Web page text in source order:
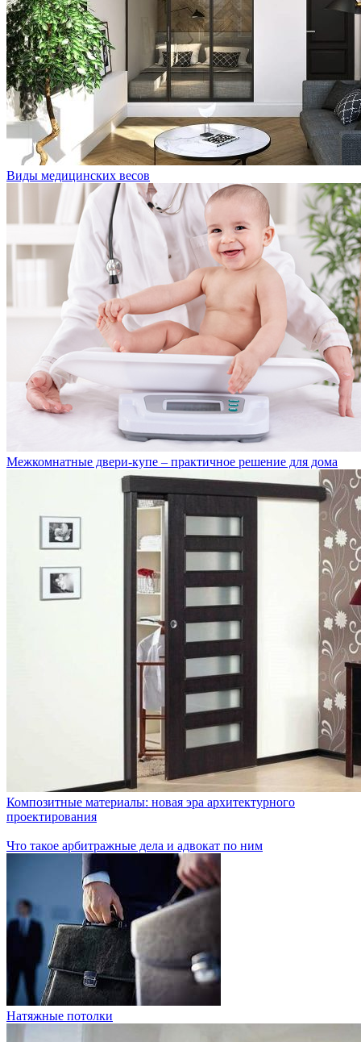
Виды медицинских весов
Межкомнатные двери-купе – практичное решение для дома
Композитные материалы: новая эра архитектурного
проектирования
Что такое арбитражные дела и адвокат по ним
Натяжные потолки